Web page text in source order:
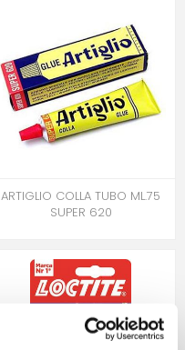
ARTIGLIO COLLA TUBO ML.75
SUPER 620